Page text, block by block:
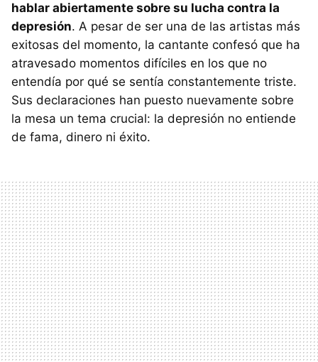
hablar abiertamente sobre su lucha contra la
depresión. A pesar de ser una de las artistas más
exitosas del momento, la cantante confesó que ha
atravesado momentos difíciles en los que no
entendía por qué se sentía constantemente triste.
Sus declaraciones han puesto nuevamente sobre
la mesa un tema crucial: la depresión no entiende
de fama, dinero ni éxito.